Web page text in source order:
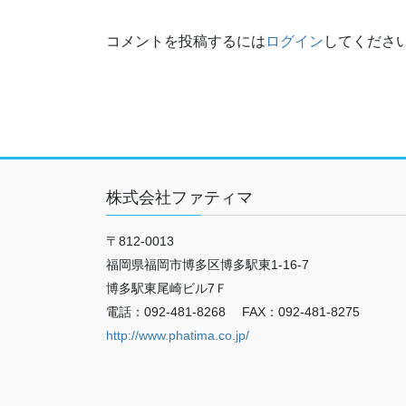
コメントを投稿するには ログイン してくださ
株式会社ファティマ
〒812-0013
福岡県福岡市博多区博多駅東1-16-7
博多駅東尾崎ビル7Ｆ
電話：092-481-8268 FAX：092-481-8275
http://www.phatima.co.jp/